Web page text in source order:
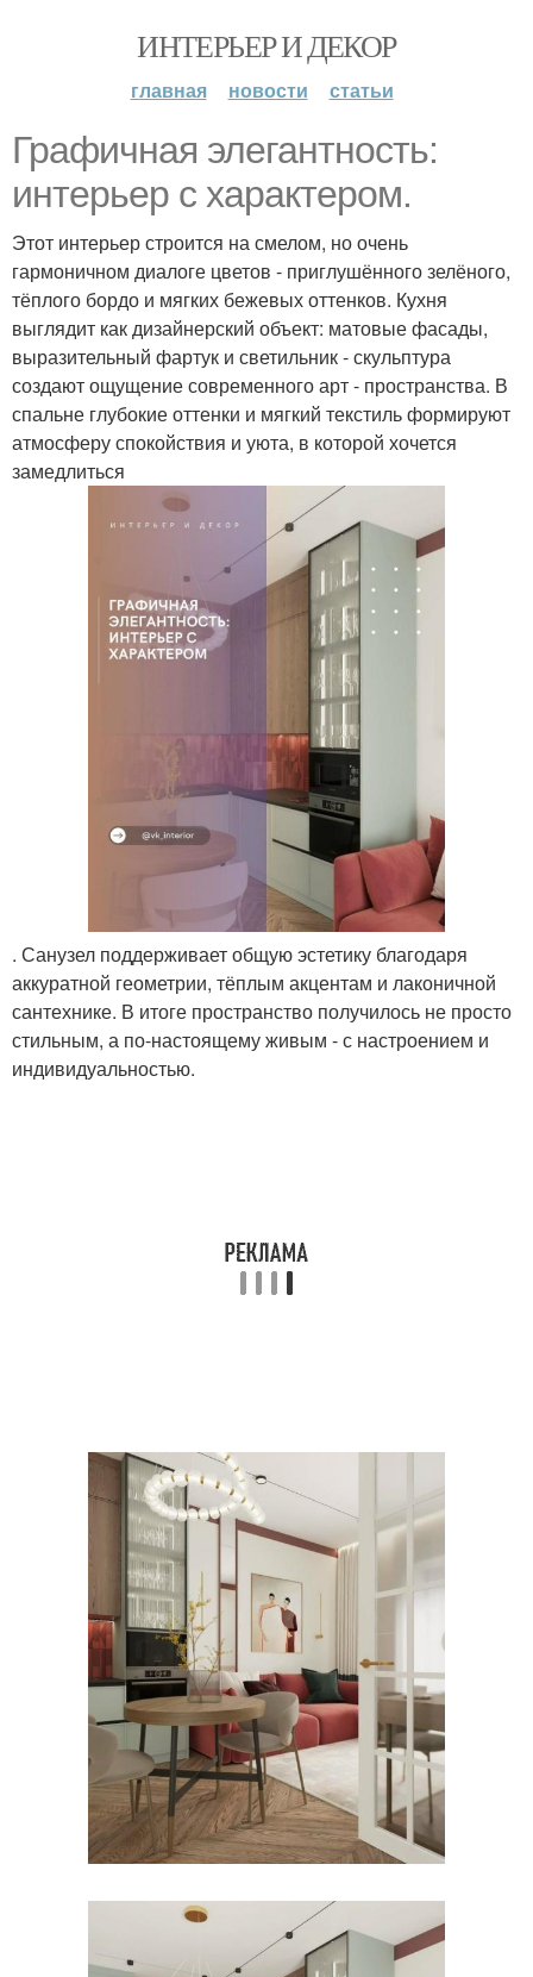
ИНТЕРЬЕР И ДЕКОР
главная новости статьи
Графичная элегантность:
интерьер с характером.
Этот интерьер строится на смелом, но очень
гармоничном диалоге цветов - приглушённого зелёного,
тёплого бордо и мягких бежевых оттенков. Кухня
выглядит как дизайнерский объект: матовые фасады,
выразительный фартук и светильник - скульптура
создают ощущение современного арт - пространства. В
спальне глубокие оттенки и мягкий текстиль формируют
атмосферу спокойствия и уюта, в которой хочется
замедлиться
. Санузел поддерживает общую эстетику благодаря
аккуратной геометрии, тёплым акцентам и лаконичной
сантехнике. В итоге пространство получилось не просто
стильным, а по-настоящему живым - с настроением и
индивидуальностью.